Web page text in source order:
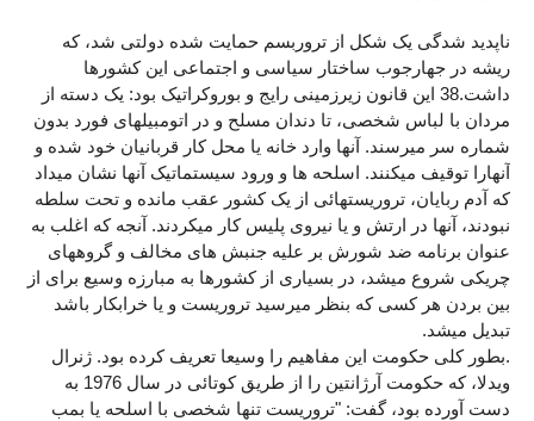
ناپدید شدگی یک شکل از تروربسم حمایت شده دولتی شد، که
ریشه در جهارجوب ساختار سیاسی و اجتماعی این کشورها
داشت.38 این قانون زیرزمینی رایج و بوروکراتیک بود: یک دسته از
مردان با لباس شخصی، تا دندان مسلح و در اتومبیلهای فورد بدون
شماره سر میرسند. آنها وارد خانه یا محل کار قربانیان خود شده و
آنهارا توقیف میکنند. اسلحه ها و ورود سیستماتیک آنها نشان میداد
که آدم ربایان، تروریستهائی از یک کشور عقب مانده و تحت سلطه
نبودند، آنها در ارتش و یا نیروی پلیس کار میکردند. آنجه که اغلب به
عنوان برنامه ضد شورش بر علیه جنبش های مخالف و گروههای
چریکی شروع میشد، در بسیاری از کشورها به مبارزه وسیع برای از
بین بردن هر کسی که بنظر میرسید تروریست و یا خرابکار باشد
تبدیل میشد.
.بطور کلی حکومت این مفاهیم را وسیعا تعریف کرده بود. ژنرال
ویدلا، که حکومت آرژانتین را از طریق کوتائی در سال 1976 به
دست آورده بود، گفت: "تروریست تنها شخصی با اسلحه یا بمب